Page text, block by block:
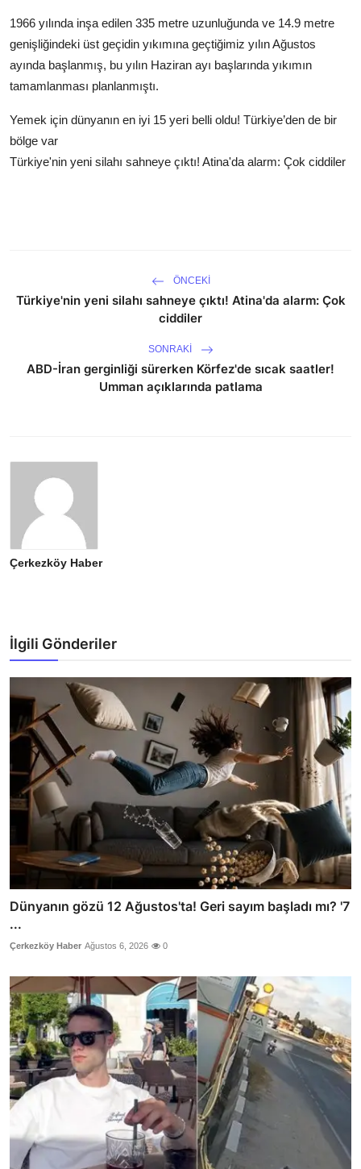
1966 yılında inşa edilen 335 metre uzunluğunda ve 14.9 metre
genişliğindeki üst geçidin yıkımına geçtiğimiz yılın Ağustos
ayında başlanmış, bu yılın Haziran ayı başlarında yıkımın
tamamlanması planlanmıştı.
Yemek için dünyanın en iyi 15 yeri belli oldu! Türkiye’den de bir
bölge var
Türkiye'nin yeni silahı sahneye çıktı! Atina'da alarm: Çok ciddiler
ÖNCEKI
Türkiye'nin yeni silahı sahneye çıktı! Atina'da alarm: Çok
ciddiler
SONRAKI
ABD-İran gerginliği sürerken Körfez'de sıcak saatler!
Umman açıklarında patlama
Çerkezköy Haber
İlgili Gönderiler
Dünyanın gözü 12 Ağustos'ta! Geri sayım başladı mı? '7
...
Çerkezköy Haber Ağustos 6, 2026 0